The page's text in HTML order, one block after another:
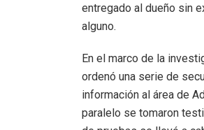
entregado al dueño sin
alguno.
En el marco de la
ordenó una serie de
información al área de
paralelo se tomaron